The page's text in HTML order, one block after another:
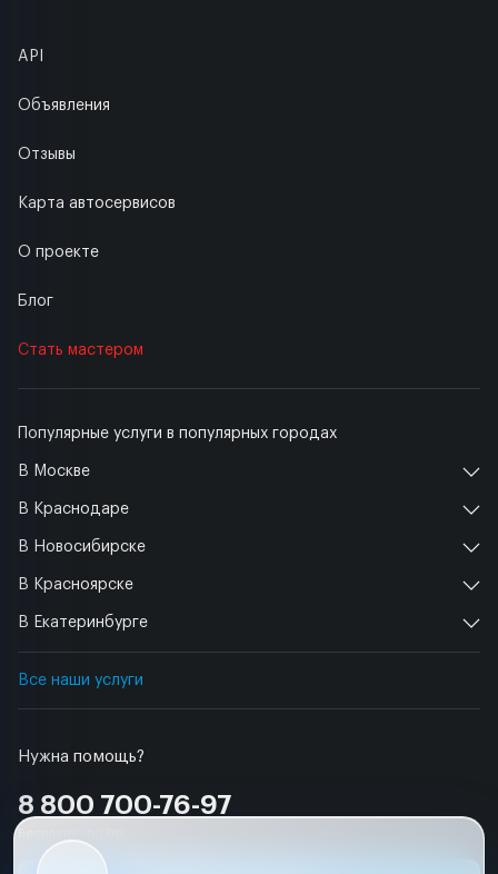
Нужна помощь?
8 800 700-76-97
Популярные услуги в популярных городах
В Москве
В Краснодаре
В Новосибирске
В Красноярске
В Екатеринбурге
Все наши услуги
API
Объявления
Отзывы
Карта автосервисов
О проекте
Блог
Стать мастером